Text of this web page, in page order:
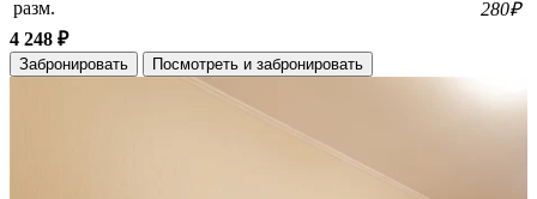
разм.
280₽
4 248 ₽
Забронировать Посмотреть и забронировать